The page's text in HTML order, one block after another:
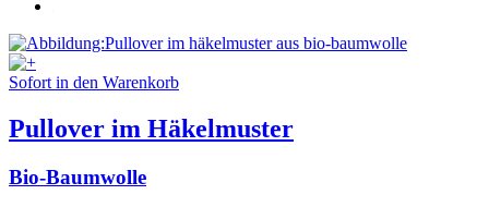
Sofort in den Warenkorb
Pullover im Häkelmuster
Bio-Baumwolle